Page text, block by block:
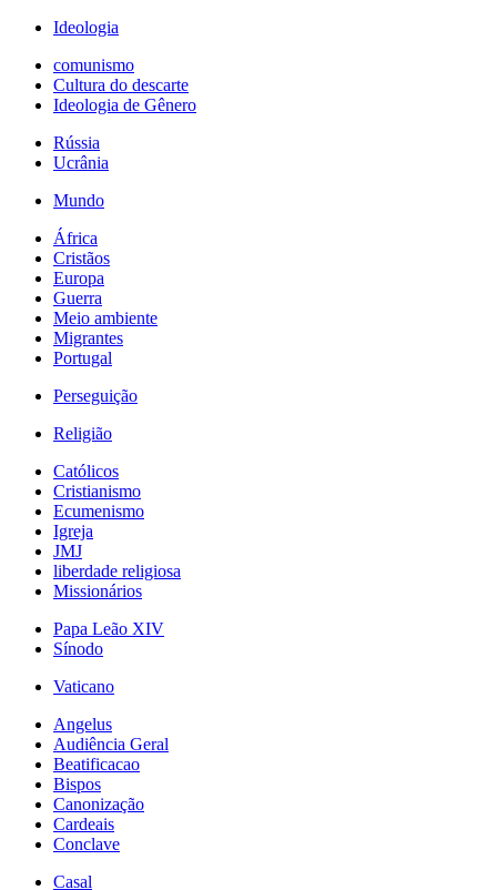
Ideologia
comunismo
Cultura do descarte
Ideologia de Gênero
Rússia
Ucrânia
Mundo
África
Cristãos
Europa
Guerra
Meio ambiente
Migrantes
Portugal
Perseguição
Religião
Católicos
Cristianismo
Ecumenismo
Igreja
JMJ
liberdade religiosa
Missionários
Papa Leão XIV
Sínodo
Vaticano
Angelus
Audiência Geral
Beatificacao
Bispos
Canonização
Cardeais
Conclave
Casal